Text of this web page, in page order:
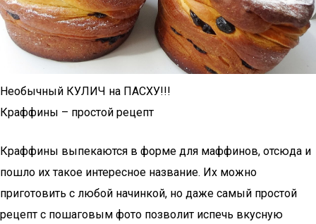
Необычный КУЛИЧ на ПАСХУ!!!
Краффины – простой рецепт
Краффины выпекаются в форме для маффинов, отсюда и
пошло их такое интересное название. Их можно
приготовить с любой начинкой, но даже самый простой
рецепт с пошаговым фото позволит испечь вкусную